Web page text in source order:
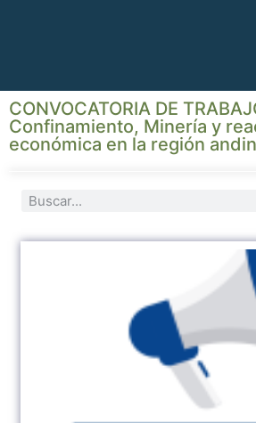
CONVOCATORIA DE
Confinamiento, Minería y
económica en la región